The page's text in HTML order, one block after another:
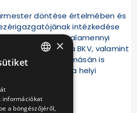
döntése értelmében és
intézkedése
M3-as metró valamennyi
telepített a BKV, valamint
hév végállomásán is
amelyet a helyi
×
információkat
a böngészőjéről,